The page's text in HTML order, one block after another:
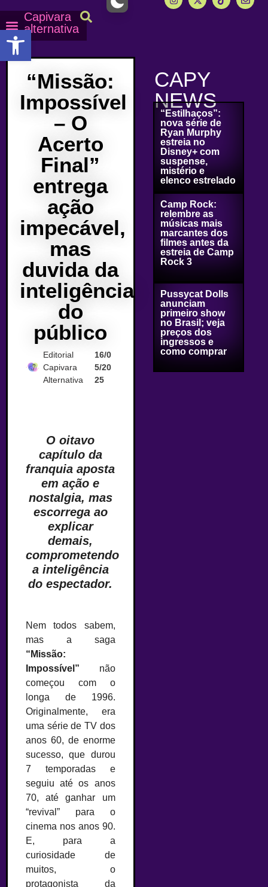
Capivara
alternativa
“Missão:
Impossível
– O
Acerto
Final”
entrega
ação
impecável,
mas
duvida da
inteligência
do
público
Editorial
Capivara
Alternativa
16/0
5/20
25
O oitavo
capítulo da
franquia aposta
em ação e
nostalgia, mas
escorrega ao
explicar
demais,
comprometendo
a inteligência
do espectador.
Nem todos sabem,
mas a saga
“Missão:
Impossível” não
começou com o
longa de 1996.
Originalmente, era
uma série de TV dos
anos 60, de enorme
sucesso, que durou
7 temporadas e
seguiu até os anos
70, até ganhar um
“revival” para o
cinema nos anos 90.
E, para a
curiosidade de
muitos, o
protagonista da
CAPY
NEWS
“Estilhaços”:
nova série de
Ryan Murphy
estreia no
Disney+ com
suspense,
mistério e
elenco estrelado
Camp Rock:
relembre as
músicas mais
marcantes dos
filmes antes da
estreia de Camp
Rock 3
Pussycat Dolls
anunciam
primeiro show
no Brasil; veja
preços dos
ingressos e
como comprar
Abrir a barra de ferramentas